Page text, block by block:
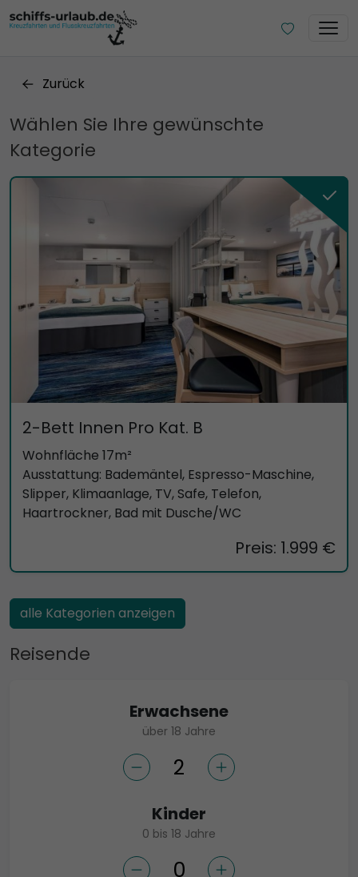
Zurück
Wählen Sie Ihre gewünschte
Kategorie
2-Bett Innen Pro Kat. B
Wohnfläche 17m²
Ausstattung: Bademäntel, Espresso-Maschine,
Slipper, Klimaanlage, TV, Safe, Telefon,
Haartrockner, Bad mit Dusche/WC
Preis: 1.999 €
alle Kategorien anzeigen
Reisende
Erwachsene
über 18 Jahre
Kinder
0 bis 18 Jahre